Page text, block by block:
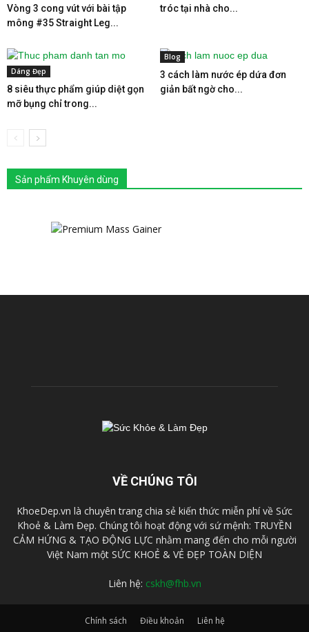
Vòng 3 cong vút với bài tập
mông #35 Straight Leg...
tróc tại nhà cho...
Dáng Đẹp
8 siêu thực phẩm giúp diệt gọn
mỡ bụng chỉ trong...
Blog
3 cách làm nước ép dứa đơn
giản bất ngờ cho...
Sản phẩm Khuyên dùng
VỀ CHÚNG TÔI
KhoeDep.vn là chuyên trang chia sẻ kiến thức miễn phí về Sức
Khoẻ & Làm Đẹp. Chúng tôi hoạt động với sứ mệnh: TRUYỀN
CẢM HỨNG & TẠO ĐỘNG LỰC nhằm mang đến cho mỗi người
Việt Nam một SỨC KHOẺ & VẺ ĐẸP TOÀN DIỆN
Liên hệ: cskh@fhb.vn
Chính sách Điều khoản Liên hệ